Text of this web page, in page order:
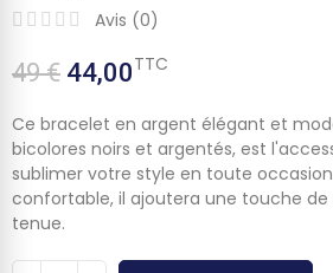
Avis (0)
49 € 44,00TTC
Ce bracelet en argent élégant et
bicolores noirs et argentés, est
sublimer votre style en toute
confortable, il ajoutera une touche
tenue.